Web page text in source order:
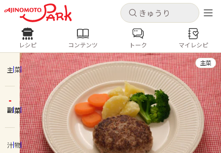
キャンセル
ログインするとレシピを保存できます
ログイン 新規登録
ホーム
コンテンツ
キャンセル
レシピ コンテンツ
人気の食材・レシピ
きゅうり なす トマト
とうもろこし
ピーマン
みょうが ゴーヤ
レシピ コンテンツ トーク マイレシピ
主菜
副菜
汁物
主菜